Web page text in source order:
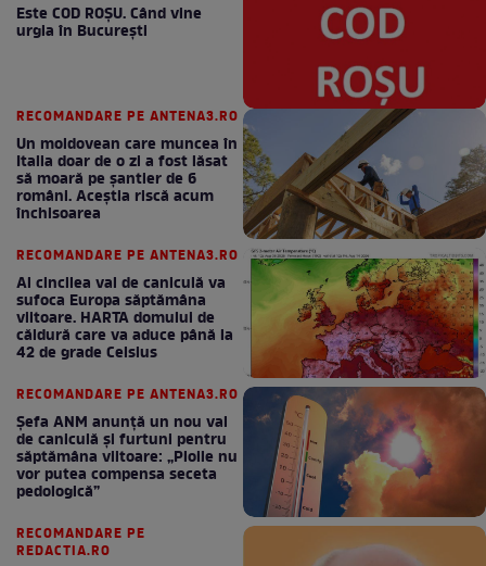
Este COD ROŞU. Când vine
urgia în Bucureşti
RECOMANDARE PE ANTENA3.RO
Un moldovean care muncea în
Italia doar de o zi a fost lăsat
să moară pe şantier de 6
români. Aceștia riscă acum
închisoarea
RECOMANDARE PE ANTENA3.RO
Al cincilea val de caniculă va
sufoca Europa săptămâna
viitoare. HARTA domului de
căldură care va aduce până la
42 de grade Celsius
RECOMANDARE PE ANTENA3.RO
Șefa ANM anunță un nou val
de caniculă și furtuni pentru
săptămâna viitoare: „Ploile nu
vor putea compensa seceta
pedologică”
RECOMANDARE PE
REDACTIA.RO